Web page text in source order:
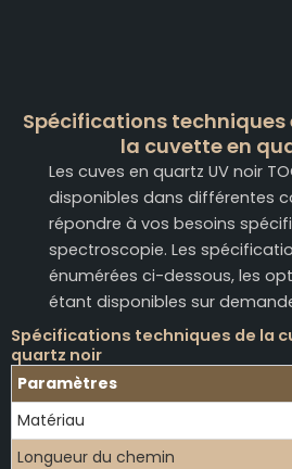
Spécifications
la cuvette en
Les cuves en quartz UV noir
disponibles dans différentes
répondre à vos besoins
spectroscopie. Les
énumérées ci-dessous, les
étant disponibles sur
Spécifications techniques de la
quartz noir
Paramètres
Matériau
Longueur du chemin